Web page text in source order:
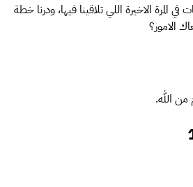
المرة الاخيرة اللي تلاقينا فيها، ودرنا خطة
الامور؟
من الله.